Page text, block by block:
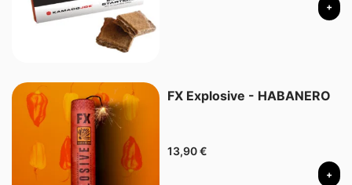
+
FX Explosive - HABANERO
13,90€
+